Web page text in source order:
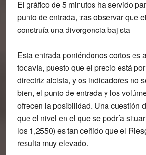
El gráfico de 5 minutos ha servido
punto de entrada, tras observar que
construía una divergencia bajista
Esta entrada poniéndonos cortos es
todavía, puesto que el precio está
directriz alcista, y os indicadores no
bien, el punto de entrada y los
ofrecen la posibilidad. Una cuestión
que el nivel en el que se podría
los 1,2550) es tan ceñido que el
resulta muy elevado.